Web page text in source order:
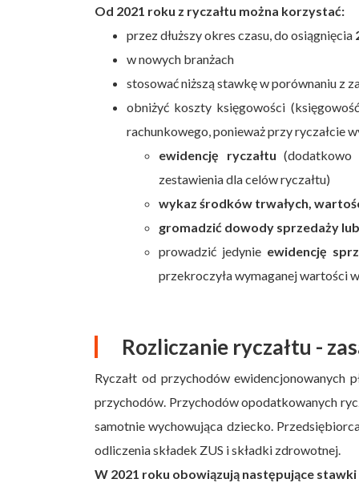
Od 2021 roku z ryczałtu można korzystać:
przez dłuższy okres czasu, do osiągnięcia
w nowych branżach
stosować niższą stawkę w porównaniu z
obniżyć koszty księgowości
rachunkowego, ponieważ przy ryczałcie
ewidencję ryczałtu (dodatkowo
zestawienia dla celów ryczałtu)
wykaz środków trwałych,
gromadzić dowody sprzedaży
prowadzić jedynie ewidencję
przekroczyła wymaganej wartości
Rozliczanie ryczałtu -
Ryczałt od przychodów ewidencjonowanych
przychodów. Przychodów opodatkowanych
samotnie wychowująca dziecko.
odliczenia składek ZUS i składki zdrowotnej.
W 2021 roku obowiązują następujące stawki